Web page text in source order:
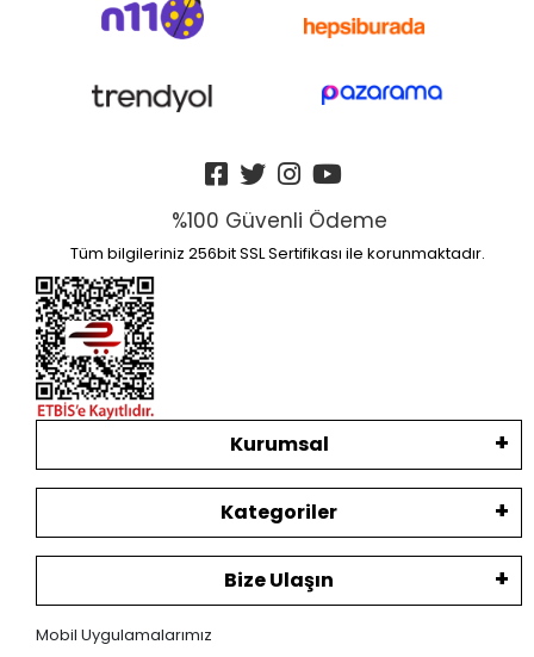
%100 Güvenli Ödeme
Tüm bilgileriniz 256bit SSL Sertifikası ile korunmaktadır.
Kurumsal
Kategoriler
Bize Ulaşın
Mobil Uygulamalarımız